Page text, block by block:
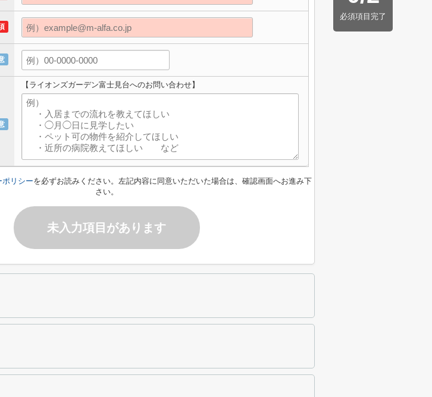
必須項目完了
【ライオンズガーデン富士見台へのお問い合わせ】
リシーを必ずお読みください。左記内容に同意いただいた場合は、確認画面へお進み下
さい。
未入力項目があります